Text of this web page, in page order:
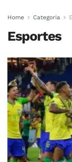
Home Categoria
Esportes